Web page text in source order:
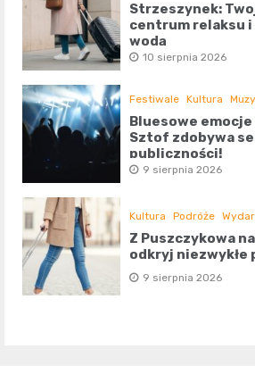
Strzeszynek:
centrum relaksu
wodą
10 sierpnia 2026
Festiwale Kultura
Bluesowe
Sztof zdobywa
publiczności!
9 sierpnia 2026
Kultura Podróże
Z Puszczykowa
odkryj niezwykłe
9 sierpnia 2026